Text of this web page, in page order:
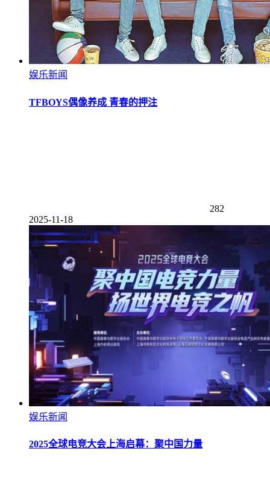
娱乐新闻
TFBOYS偶像养成 青春的押注
282
2025-11-18
娱乐新闻
2025全球电竞大会上海启幕：聚中国力量